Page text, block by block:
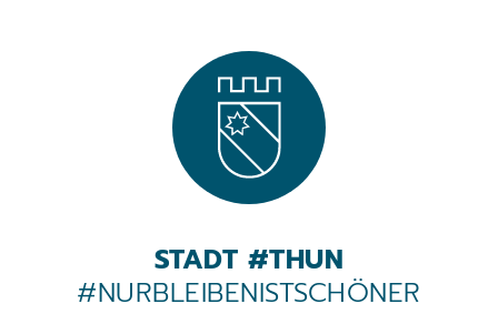
STADT #THUN
#NURBLEIBENISTSCHÖNER